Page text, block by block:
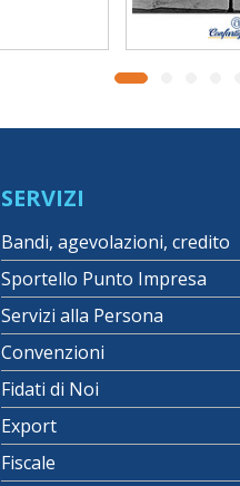
SERVIZI
Bandi, agevolazioni, credito
Sportello Punto Impresa
Servizi alla Persona
Convenzioni
Fidati di Noi
Export
Fiscale